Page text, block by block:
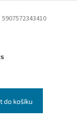
5907572343410
do košíku